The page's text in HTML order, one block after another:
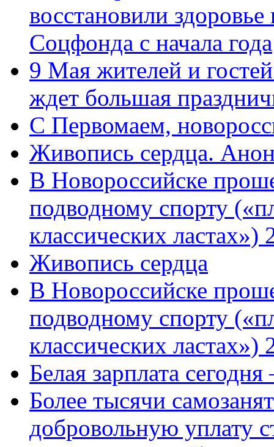
восстановили
Соцфонда с начала года
9 Мая жителей и
ждет большая
C Первомаем,
Живопись сердца.
В Новороссийске
подводному спорту
классических
Живопись сердца
В Новороссийске
подводному спорту
классических ластах»)
Белая зарплата
Более тысячи
добровольную уплату